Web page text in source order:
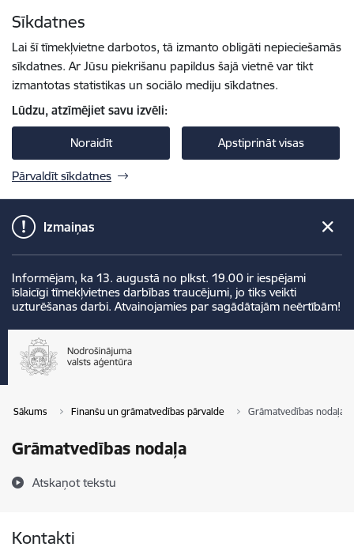
Sīkdatnes
Lai šī tīmekļvietne darbotos, tā izmanto obligāti nepieciešamās
sīkdatnes. Ar Jūsu piekrišanu papildus šajā vietnē var tikt
izmantotas statistikas un sociālo mediju sīkdatnes.
Lūdzu, atzīmējiet savu izvēli:
Noraidīt Apstiprināt visas
Pārvaldīt sīkdatnes
Izmaiņas
Informējam, ka 13. augustā no plkst. 19.00 ir iespējami
īslaicīgi tīmekļvietnes darbības traucējumi, jo tiks veikti
uzturēšanas darbi. Atvainojamies par sagādātajām neērtībām!
Sākums Finanšu un grāmatvedības pārvalde Grāmatvedības nodaļa
Grāmatvedības nodaļa
Atskaņot tekstu
Kontakti